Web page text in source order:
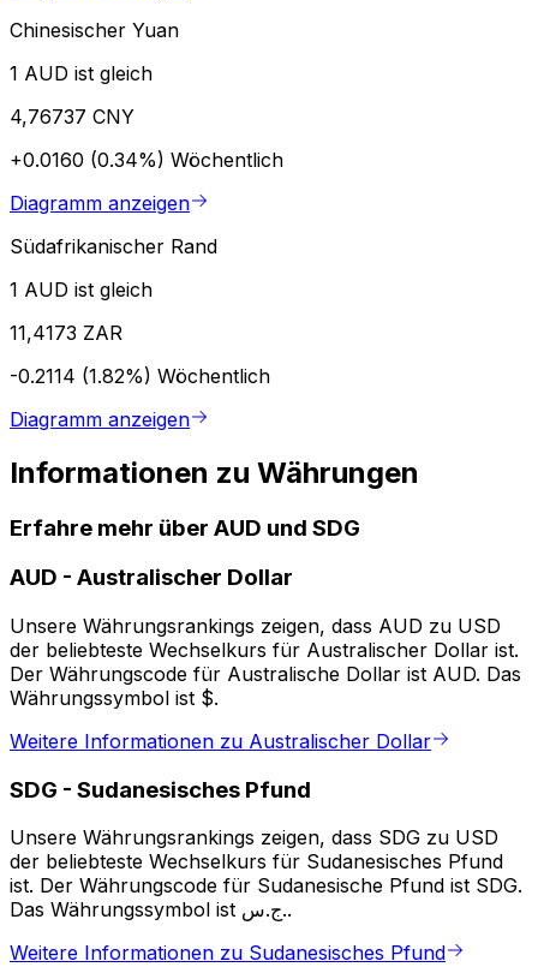
Chinesischer Yuan
1 AUD ist gleich
4,76737 CNY
+0.0160 (0.34%) Wöchentlich
Diagramm anzeigen
Südafrikanischer Rand
1 AUD ist gleich
11,4173 ZAR
-0.2114 (1.82%) Wöchentlich
Diagramm anzeigen
Informationen zu Währungen
Erfahre mehr über AUD und SDG
AUD - Australischer Dollar
Unsere Währungsrankings zeigen, dass AUD zu USD
der beliebteste Wechselkurs für Australischer Dollar ist.
Der Währungscode für Australische Dollar ist AUD. Das
Währungssymbol ist $.
Weitere Informationen zu Australischer Dollar
SDG - Sudanesisches Pfund
Unsere Währungsrankings zeigen, dass SDG zu USD
der beliebteste Wechselkurs für Sudanesisches Pfund
ist. Der Währungscode für Sudanesische Pfund ist SDG.
Das Währungssymbol ist ج.س..
Weitere Informationen zu Sudanesisches Pfund